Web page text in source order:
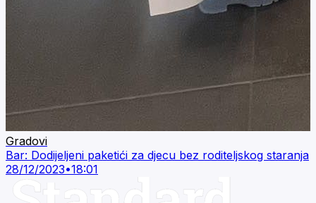
Gradovi
Bar: Dodijeljeni paketići za djecu bez roditeljskog staranja
28/12/2023•18:01